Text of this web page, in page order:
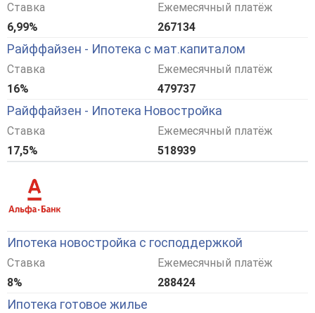
Ставка
6,99%
Ежемесячный платёж
267134
Райффайзен - Ипотека с мат.капиталом
Ставка
16%
Ежемесячный платёж
479737
Райффайзен - Ипотека Новостройка
Ставка
17,5%
Ежемесячный платёж
518939
Ипотека новостройка с господдержкой
Ставка
8%
Ежемесячный платёж
288424
Ипотека готовое жилье